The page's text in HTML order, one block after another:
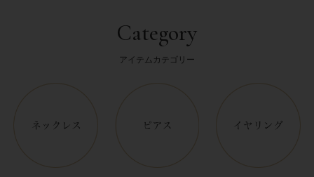
Category
アイテムカテゴリー